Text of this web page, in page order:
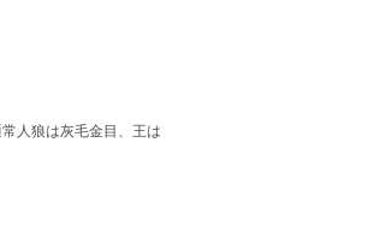
人狼は灰毛金目、王は